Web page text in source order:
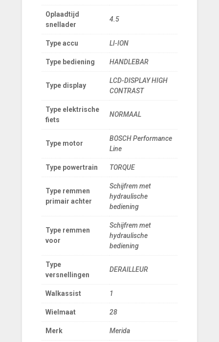
Oplaadtijd
snellader
4.5
Type accu LI-ION
Type bediening HANDLEBAR
Type display
LCD-DISPLAY HIGH
CONTRAST
Type elektrische
fiets
NORMAAL
Type motor
BOSCH Performance
Line
Type powertrain TORQUE
Type remmen
primair achter
Schijfrem met
hydraulische
bediening
Type remmen
voor
Schijfrem met
hydraulische
bediening
Type
versnellingen
DERAILLEUR
Walkassist 1
Wielmaat 28
Merk Merida